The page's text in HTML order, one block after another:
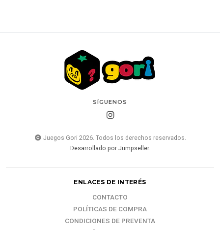
SÍGUENOS
Juegos Gori 2026. Todos los derechos reservados.
Desarrollado por Jumpseller.
ENLACES DE INTERÉS
CONTACTO
POLÍTICAS DE COMPRA
CONDICIONES DE PREVENTA